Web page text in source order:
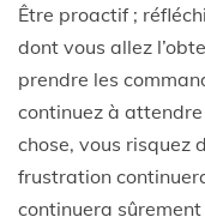
Être proactif ;
dont vous allez
prendre les
continuez à
chose, vous risquez
frustration
continuera